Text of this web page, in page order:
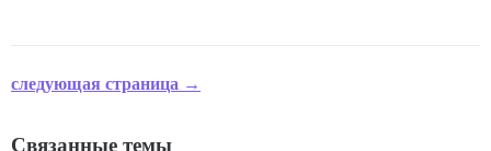
следующая страница →
Связанные темы